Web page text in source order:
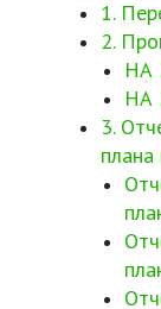
1.
2.
НА
НА
3.
плана